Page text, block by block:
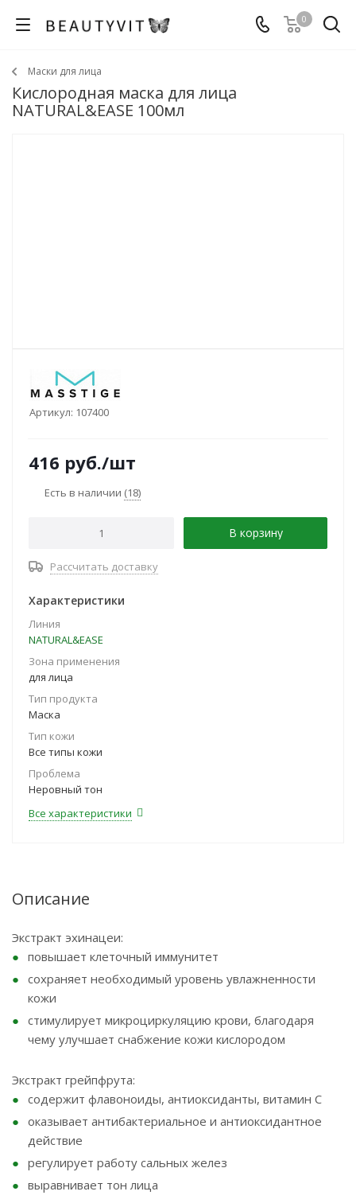
0
Маски для лица
Кислородная маска для лица
NATURAL&EASE 100мл
Артикул: 107400
416 руб./шт
Есть в наличии (18)
В корзину
Рассчитать доставку
Характеристики
Линия
NATURAL&EASE
Зона применения
для лица
Тип продукта
Маска
Тип кожи
Все типы кожи
Проблема
Неровный тон
Все характеристики
Описание
Экстракт эхинацеи:
повышает клеточный иммунитет
сохраняет необходимый уровень увлажненности
кожи
стимулирует микроциркуляцию крови, благодаря
чему улучшает снабжение кожи кислородом
Экстракт грейпфрута:
содержит флавоноиды, антиоксиданты, витамин С
оказывает антибактериальное и антиоксидантное
действие
регулирует работу сальных желез
выравнивает тон лица